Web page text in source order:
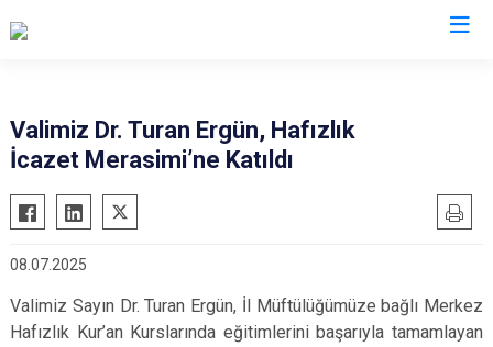
Valimiz Dr. Turan Ergün, Hafızlık
İcazet Merasimi’ne Katıldı
08.07.2025
Valimiz Sayın Dr. Turan Ergün, İl Müftülüğümüze bağlı Merkez
Hafızlık Kur’an Kurslarında eğitimlerini başarıyla tamamlayan